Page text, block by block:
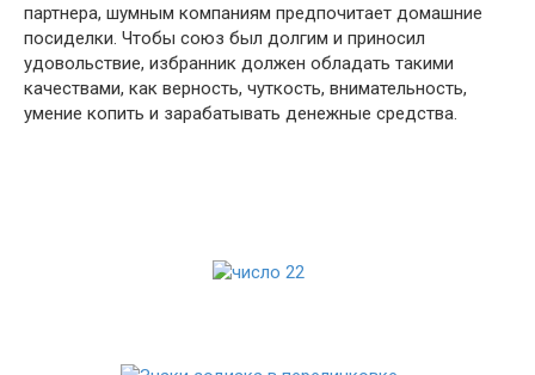
партнера, шумным компаниям предпочитает домашние
посиделки. Чтобы союз был долгим и приносил
удовольствие, избранник должен обладать такими
качествами, как верность, чуткость, внимательность,
умение копить и зарабатывать денежные средства.